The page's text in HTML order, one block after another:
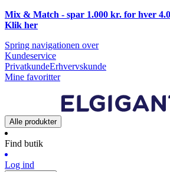
Mix & Match - spar 1.000 kr. for hver
Klik her
Spring navigationen over
Kundeservice
PrivatkundeErhvervskunde
Mine favoritter
Alle produkter
Find butik
Log ind